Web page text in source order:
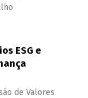
ESG e
de Valores